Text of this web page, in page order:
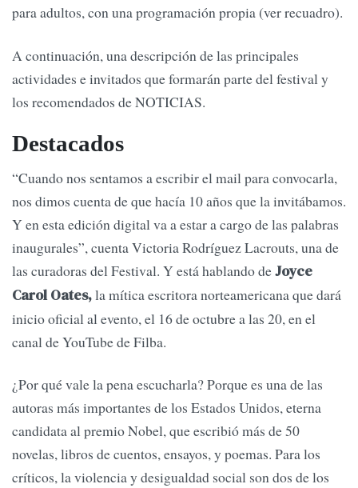
para adultos, con una programación propia (ver recuadro).
A continuación, una descripción de las principales
actividades e invitados que formarán parte del festival y
los recomendados de NOTICIAS.
Destacados
“Cuando nos sentamos a escribir el mail para convocarla,
nos dimos cuenta de que hacía 10 años que la invitábamos.
Y en esta edición digital va a estar a cargo de las palabras
inaugurales”, cuenta Victoria Rodríguez Lacrouts, una de
las curadoras del Festival. Y está hablando deJoyce
Carol Oates,la mítica escritora norteamericana que dará
inicio oficial al evento, el 16 de octubre a las 20, en el
canal de YouTube de Filba.
¿Por qué vale la pena escucharla? Porque es una de las
autoras más importantes de los Estados Unidos, eterna
candidata al premio Nobel, que escribió más de 50
novelas, libros de cuentos, ensayos, y poemas. Para los
críticos, la violencia y desigualdad social son dos de los